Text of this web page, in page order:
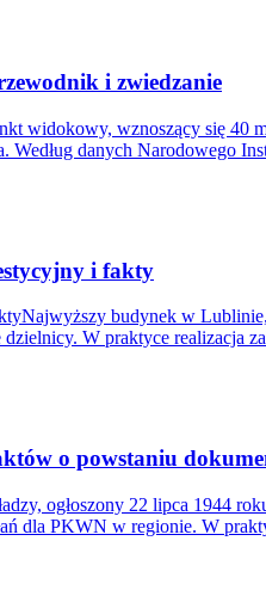
i zwiedzanie
widokowy, wznoszący się 40
Według danych Narodowego
i fakty
budynek w
W praktyce realizacja
o powstaniu
ogłoszony 22 lipca 1944
dla PKWN w regionie. W